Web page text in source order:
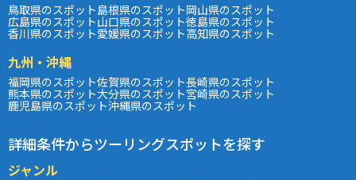
鳥取県のスポット島根県のスポット岡山県のスポット
広島県のスポット山口県のスポット徳島県のスポット
香川県のスポット愛媛県のスポット高知県のスポット
九州・沖縄
福岡県のスポット佐賀県のスポット長崎県のスポット
熊本県のスポット大分県のスポット宮崎県のスポット
鹿児島県のスポット沖縄県のスポット
詳細条件からツーリングスポットを探す
ジャンル